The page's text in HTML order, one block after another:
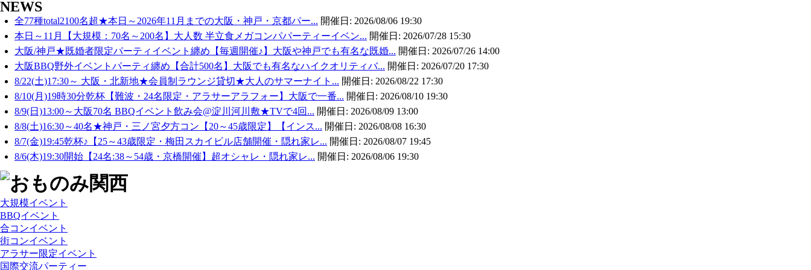
NEWS
全77種total2100名超★本日～2026年11月までの大阪・神戸・京都パー... 開催日: 2026/08/06 19:30
本日～11月【大規模：70名～200名】大人数 半立食メガコンパパーティーイベン... 開催日: 2026/07/28 15:30
大阪/神戸★既婚者限定パーティイベント纏め【毎週開催♪】大阪や神戸でも有名な既婚... 開催日: 2026/07/26 14:00
大阪BBQ野外イベントパーティ纏め【合計500名】大阪でも有名なハイクオリティバ... 開催日: 2026/07/20 17:30
8/22(土)17:30～ 大阪・北新地★会員制ラウンジ貸切★大人のサマーナイト... 開催日: 2026/08/22 17:30
8/10(月)19時30分乾杯【難波・24名限定・アラサーアラフォー】大阪で一番... 開催日: 2026/08/10 19:30
8/9(日)13:00～大阪70名 BBQイベント飲み会@淀川河川敷★TVで4回... 開催日: 2026/08/09 13:00
8/8(土)16:30～40名★神戸・三ノ宮夕方コン【20～45歳限定】【インス... 開催日: 2026/08/08 16:30
8/7(金)19:45乾杯♪【25～43歳限定・梅田スカイビル店舗開催・隠れ家レ... 開催日: 2026/08/07 19:45
8/6(木)19:30開始【24名:38～54歳・京橋開催】超オシャレ・隠れ家レ... 開催日: 2026/08/06 19:30
大規模イベント
BBQイベント
合コンイベント
街コンイベント
アラサー限定イベント
国際交流パーティー